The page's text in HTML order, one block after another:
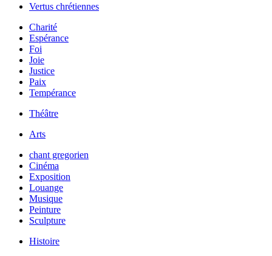
Vertus chrétiennes
Charité
Espérance
Foi
Joie
Justice
Paix
Tempérance
Théâtre
Arts
chant gregorien
Cinéma
Exposition
Louange
Musique
Peinture
Sculpture
Histoire